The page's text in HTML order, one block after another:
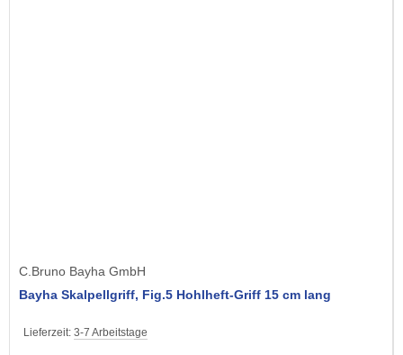
C.Bruno Bayha GmbH
Bayha Skalpellgriff, Fig.5 Hohlheft-Griff 15 cm lang
Lieferzeit: 3-7 Arbeitstage